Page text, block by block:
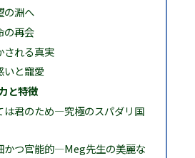
の淵へ
の再会
される真実
いと寵愛
と特徴
君のため―究極のスパダリ国
つ官能的―Meg先生の美麗な